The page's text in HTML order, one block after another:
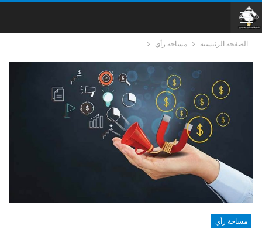
الصفحة الرئيسية مساحة رأي
مساحة رأي